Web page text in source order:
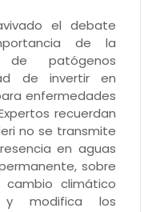
el debate
de la
de patógenos
de invertir en
enfermedades
recuerdan
no se transmite
en aguas
sobre
climático
y modifica los